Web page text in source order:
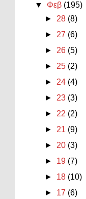
▼ Φεβ (195)
► 28 (8)
► 27 (6)
► 26 (5)
► 25 (2)
► 24 (4)
► 23 (3)
► 22 (2)
► 21 (9)
► 20 (3)
► 19 (7)
► 18 (10)
► 17 (6)